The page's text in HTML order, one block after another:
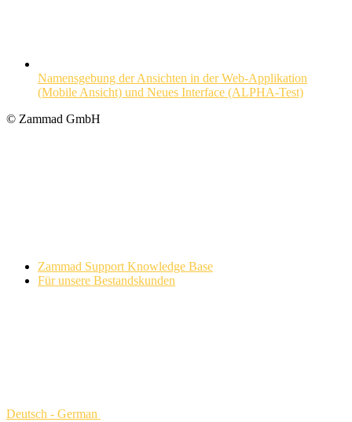
Namensgebung der Ansichten in der Web-Applikation
(Mobile Ansicht) und Neues Interface (ALPHA-Test)
© Zammad GmbH
Zammad Support Knowledge Base
Für unsere Bestandskunden
Deutsch - German